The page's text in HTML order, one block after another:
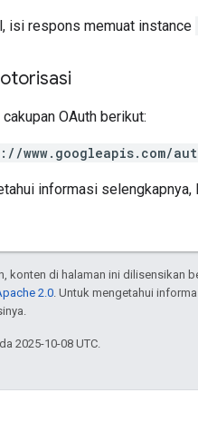
isi respons memuat instance
OAuth berikut:
www.googleapis.com/
informasi selengkapnya,
konten di halaman ini dilisensikan
2.0 . Untuk mengetahui
2025-10-08 UTC.